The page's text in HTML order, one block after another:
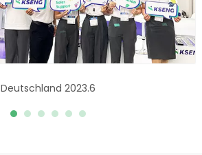
Deutschland 2023.6